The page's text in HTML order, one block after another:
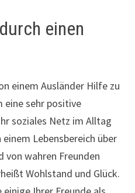
einen
einem Ausländer Hilfe zu
eine sehr positive
soziales Netz im Alltag
Lebensbereich über
von wahren Freunden
Wohlstand und Glück.